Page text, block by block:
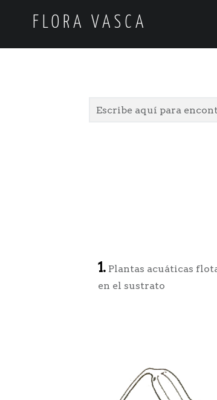
FLORA VASCA
1. Plantas acuáticas
en el sustrato